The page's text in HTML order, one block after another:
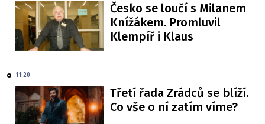
Česko se loučí s Milanem
Knížákem. Promluvil
Klempíř i Klaus
11:20
Třetí řada Zrádců se blíží.
Co vše o ní zatím víme?